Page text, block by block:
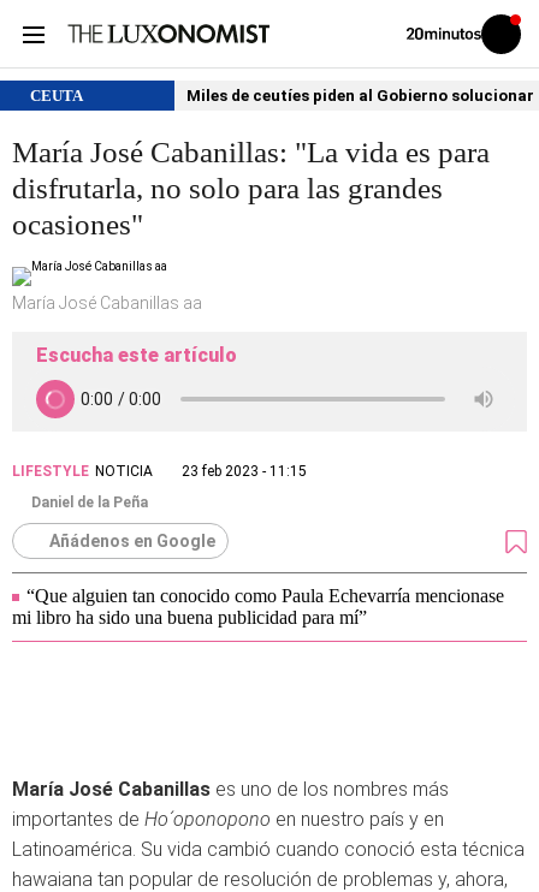
Volver
Iniciar
sesión
CEUTA Miles de ceutíes piden al Gobierno
María José Cabanillas: "La vida es para
disfrutarla, no solo para las grandes
ocasiones"
María José Cabanillas aa
Escucha este artículo
LIFESTYLE NOTICIA
23 feb 2023 - 11:15
Daniel de la Peña
Añádenos en Google
“Que alguien tan conocido como Paula Echevarría mencionase
mi libro ha sido una buena publicidad para mí”
María José Cabanillas es uno de los nombres más
importantes de Ho´oponopono en nuestro país y en
Latinoamérica. Su vida cambió cuando conoció esta técnica
hawaiana tan popular de resolución de problemas y, ahora,